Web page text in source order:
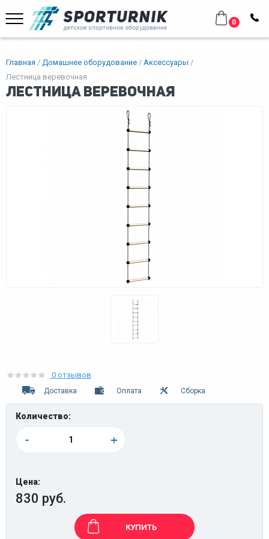
0
Главная Домашнее оборудование
Аксессуары
Лестница веревочная
Лестница веревочная
0 отзывов
Доставка Оплата Сборка
Количество:
- +
Цена:
830 руб.
КУПИТЬ